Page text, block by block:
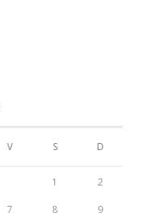
V S D
1 2
7 8 9